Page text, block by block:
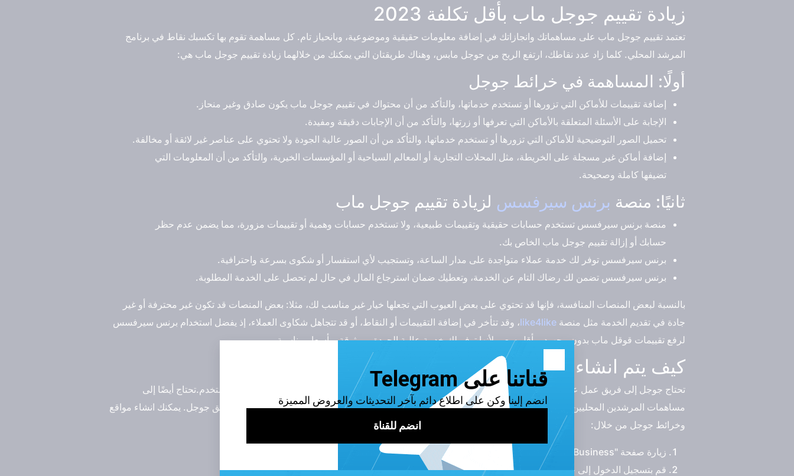
زيادة تقييم جوجل ماب بأقل تكلفة 2023
تعتمد تقييم جوجل ماب على مساهماتك وانجازاتك في إضافة معلومات حقيقية وموضوعية، وبانحياز تام. كل مساهمة تقوم بها تكسبك نقاط في برنامج
المرشد المحلي. كلما زاد عدد نقاطك، ارتفع الربح من جوجل مابس، وهناك طريقتان التي يمكنك من خلالهما زيادة تقييم جوجل ماب هي:
أولًا: المساهمة في خرائط جوجل
إضافة تقييمات للأماكن التي تزورها أو تستخدم خدماتها، والتأكد من أن محتواك في تقييم جوجل ماب يكون صادق وغير منحاز.
الإجابة على الأسئلة المتعلقة بالأماكن التي تعرفها أو زرتها، والتأكد من أن الإجابات دقيقة ومفيدة.
تحميل الصور التوضيحية للأماكن التي تزورها أو تستخدم خدماتها، والتأكد من أن الصور عالية الجودة ولا تحتوي على عناصر غير لائقة أو مخالفة.
إضافة أماكن غير مسجلة على الخريطة، مثل المحلات التجارية أو المعالم السياحية أو المؤسسات الخيرية، والتأكد من أن المعلومات التي
تضيفها كاملة وصحيحة.
ثانيًا: منصة برنس سيرفسس لزيادة تقييم جوجل ماب
منصة برنس سيرفسس تستخدم حسابات حقيقية وتقييمات طبيعية، ولا تستخدم حسابات وهمية أو تقييمات مزورة، مما يضمن عدم حظر
حسابك أو إزالة تقييم جوجل ماب الخاص بك.
برنس سيرفسس توفر لك خدمة عملاء متواجدة على مدار الساعة، وتستجيب لأي استفسار أو شكوى بسرعة واحترافية.
برنس سيرفسس تضمن لك رضاك التام عن الخدمة، وتعطيك ضمان استرجاع المال في حال لم تحصل على الخدمة المطلوبة.
بالنسبة لبعض المنصات المنافسة، فإنها قد تحتوي على بعض العيوب التي تجعلها خيار غير مناسب لك، مثلا: بعض المنصات قد تكون غير محترفة أو غير
جادة في تقديم الخدمة مثل منصة like4like، وقد تتأخر في إضافة التقييمات أو النقاط، أو قد تتجاهل شكاوى العملاء، إذ يفضل استخدام برنس سيرفسس
لرفع تقييمات قوقل ماب بدون مجهود وبأقل سعر، لأنها توفر لك خدمة عالية الجودة وموثوقة وبأسعار مناسبة.
كيف يتم انشاء خرائط جوجل؟
تحتاج جوجل إلى فريق عمل عالمي يتحقق من صحة المعلومات التي تحصل عليها، ويصحح أي أخطاء، ويحسن من تجربة المستخدم.تحتاج أيضًا إلى
مساهمات المرشدين المحليين، الذين يمكنهم إضافة معلومات جديدة أو تصحيح معلومات خاطئة، أو إرسال ملاحظات إلى فريق جوجل. يمكنك انشاء مواقع
وخرائط جوجل من خلال:
زيارة صفحة "Google My Business" وانقر على "ابدأ الآن".
قم بتسجيل الدخول إلى حساب Google الخاص بك أو إنشاء حساب جديد.